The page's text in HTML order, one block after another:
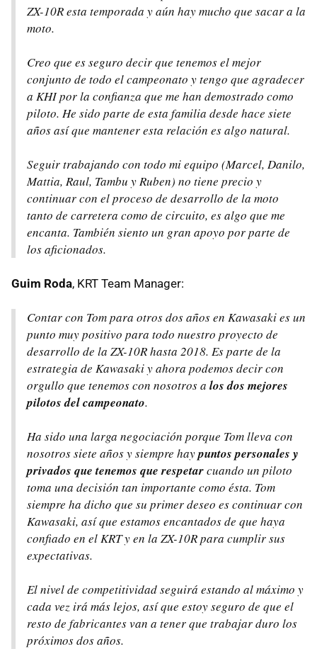
ZX-10R esta temporada y aún hay mucho que sacar a la
moto.
Creo que es seguro decir que tenemos el mejor
conjunto de todo el campeonato y tengo que agradecer
a KHI por la confianza que me han demostrado como
piloto. He sido parte de esta familia desde hace siete
años así que mantener esta relación es algo natural.
Seguir trabajando con todo mi equipo (Marcel, Danilo,
Mattia, Raul, Tambu y Ruben) no tiene precio y
continuar con el proceso de desarrollo de la moto
tanto de carretera como de circuito, es algo que me
encanta. También siento un gran apoyo por parte de
los aficionados.
Guim Roda, KRT Team Manager:
Contar con Tom para otros dos años en Kawasaki es un
punto muy positivo para todo nuestro proyecto de
desarrollo de la ZX-10R hasta 2018. Es parte de la
estrategia de Kawasaki y ahora podemos decir con
orgullo que tenemos con nosotros a los dos mejores
pilotos del campeonato.
Ha sido una larga negociación porque Tom lleva con
nosotros siete años y siempre haypuntos personales y
privados que tenemos que respetarcuando un piloto
toma una decisión tan importante como ésta. Tom
siempre ha dicho que su primer deseo es continuar con
Kawasaki, así que estamos encantados de que haya
confiado en el KRT y en la ZX-10R para cumplir sus
expectativas.
El nivel de competitividad seguirá estando al máximo y
cada vez irá más lejos, así que estoy seguro de que el
resto de fabricantes van a tener que trabajar duro los
próximos dos años.